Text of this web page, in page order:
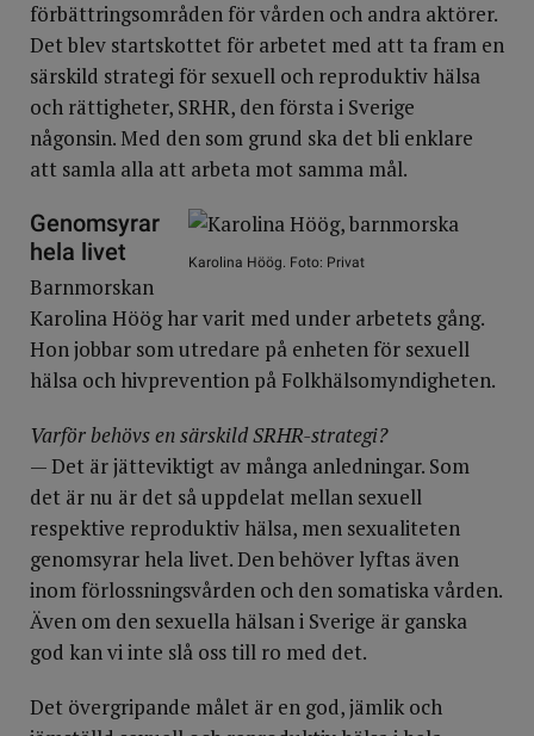
förbättringsområden för vården och andra aktörer.
Det blev startskottet för arbetet med att ta fram en
särskild strategi för sexuell och reproduktiv hälsa
och rättigheter, SRHR, den första i Sverige
någonsin. Med den som grund ska det bli enklare
att samla alla att arbeta mot samma mål.
Karolina Höög. Foto: Privat
Genomsyrar
hela livet
Barnmorskan
Karolina Höög har varit med under arbetets gång.
Hon jobbar som utredare på enheten för sexuell
hälsa och hivprevention på Folkhälsomyndigheten.
Varför behövs en särskild SRHR-strategi?
— Det är jätteviktigt av många anledningar. Som
det är nu är det så uppdelat mellan sexuell
respektive reproduktiv hälsa, men sexualiteten
genomsyrar hela livet. Den behöver lyftas även
inom förlossningsvården och den somatiska vården.
Även om den sexuella hälsan i Sverige är ganska
god kan vi inte slå oss till ro med det.
Det övergripande målet är en god, jämlik och